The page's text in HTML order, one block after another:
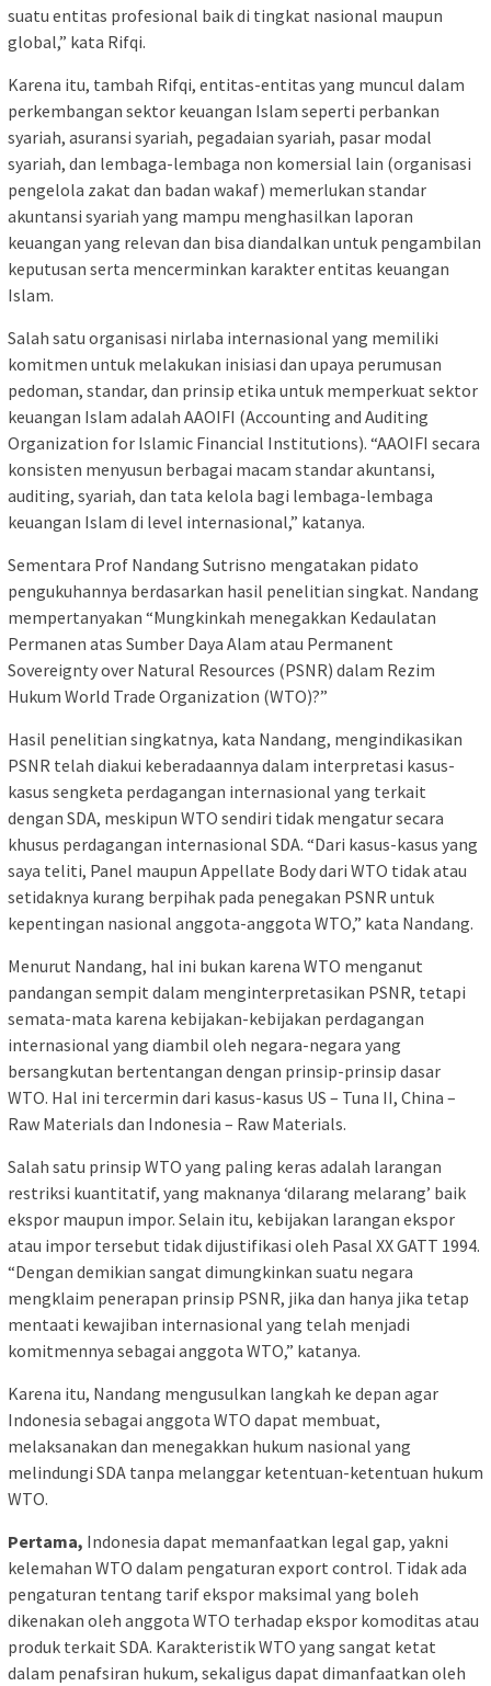
suatu entitas profesional baik di tingkat nasional maupun
global,” kata Rifqi.
Karena itu, tambah Rifqi, entitas-entitas yang muncul dalam
perkembangan sektor keuangan Islam seperti perbankan
syariah, asuransi syariah, pegadaian syariah, pasar modal
syariah, dan lembaga-lembaga non komersial lain (organisasi
pengelola zakat dan badan wakaf) memerlukan standar
akuntansi syariah yang mampu menghasilkan laporan
keuangan yang relevan dan bisa diandalkan untuk pengambilan
keputusan serta mencerminkan karakter entitas keuangan
Islam.
Salah satu organisasi nirlaba internasional yang memiliki
komitmen untuk melakukan inisiasi dan upaya perumusan
pedoman, standar, dan prinsip etika untuk memperkuat sektor
keuangan Islam adalah AAOIFI (Accounting and Auditing
Organization for Islamic Financial Institutions). “AAOIFI secara
konsisten menyusun berbagai macam standar akuntansi,
auditing, syariah, dan tata kelola bagi lembaga-lembaga
keuangan Islam di level internasional,” katanya.
Sementara Prof Nandang Sutrisno mengatakan pidato
pengukuhannya berdasarkan hasil penelitian singkat. Nandang
mempertanyakan “Mungkinkah menegakkan Kedaulatan
Permanen atas Sumber Daya Alam atau Permanent
Sovereignty over Natural Resources (PSNR) dalam Rezim
Hukum World Trade Organization (WTO)?”
Hasil penelitian singkatnya, kata Nandang, mengindikasikan
PSNR telah diakui keberadaannya dalam interpretasi kasus-
kasus sengketa perdagangan internasional yang terkait
dengan SDA, meskipun WTO sendiri tidak mengatur secara
khusus perdagangan internasional SDA. “Dari kasus-kasus yang
saya teliti, Panel maupun Appellate Body dari WTO tidak atau
setidaknya kurang berpihak pada penegakan PSNR untuk
kepentingan nasional anggota-anggota WTO,” kata Nandang.
Menurut Nandang, hal ini bukan karena WTO menganut
pandangan sempit dalam menginterpretasikan PSNR, tetapi
semata-mata karena kebijakan-kebijakan perdagangan
internasional yang diambil oleh negara-negara yang
bersangkutan bertentangan dengan prinsip-prinsip dasar
WTO. Hal ini tercermin dari kasus-kasus US – Tuna II, China –
Raw Materials dan Indonesia – Raw Materials.
Salah satu prinsip WTO yang paling keras adalah larangan
restriksi kuantitatif, yang maknanya ‘dilarang melarang’ baik
ekspor maupun impor. Selain itu, kebijakan larangan ekspor
atau impor tersebut tidak dijustifikasi oleh Pasal XX GATT 1994.
“Dengan demikian sangat dimungkinkan suatu negara
mengklaim penerapan prinsip PSNR, jika dan hanya jika tetap
mentaati kewajiban internasional yang telah menjadi
komitmennya sebagai anggota WTO,” katanya.
Karena itu, Nandang mengusulkan langkah ke depan agar
Indonesia sebagai anggota WTO dapat membuat,
melaksanakan dan menegakkan hukum nasional yang
melindungi SDA tanpa melanggar ketentuan-ketentuan hukum
WTO.
Pertama, Indonesia dapat memanfaatkan legal gap, yakni
kelemahan WTO dalam pengaturan export control. Tidak ada
pengaturan tentang tarif ekspor maksimal yang boleh
dikenakan oleh anggota WTO terhadap ekspor komoditas atau
produk terkait SDA. Karakteristik WTO yang sangat ketat
dalam penafsiran hukum, sekaligus dapat dimanfaatkan oleh